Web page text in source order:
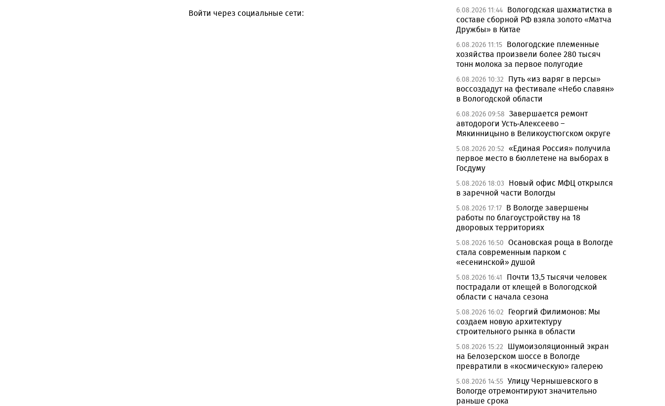
Войти через социальные сети: 6.08.2026 11:44 Вологодская шахматистка в
составе сборной РФ взяла золото «Матча
Дружбы» в Китае
6.08.2026 11:15 Вологодские племенные
хозяйства произвели более 280 тысяч
тонн молока за первое полугодие
6.08.2026 10:32
Путь «из варяг в персы»
воссоздадут на фестивале «Небо славян»
в Вологодской области
6.08.2026 09:58 Завершается ремонт
автодороги Усть-Алексеево –
Мякинницыно в Великоустюгском округе
5.08.2026 20:52 «Единая Россия» получила
первое место в бюллетене на выборах в
Госдуму
5.08.2026 18:03
Новый офис МФЦ открылся
в заречной части Вологды
5.08.2026 17:17 В Вологде завершены
работы по благоустройству на 18
дворовых территориях
5.08.2026 16:50 Осановская роща в Вологде
стала современным парком с
«есенинской» душой
5.08.2026 16:41
Почти 13,5 тысячи человек
пострадали от клещей в Вологодской
области с начала сезона
5.08.2026 16:02
Георгий Филимонов: Мы
создаем новую архитектуру
строительного рынка в области
5.08.2026 15:22
Шумоизоляционный экран
на Белозерском шоссе в Вологде
превратили в «космическую» галерею
5.08.2026 14:55 Улицу Чернышевского в
Вологде отремонтируют значительно
раньше срока